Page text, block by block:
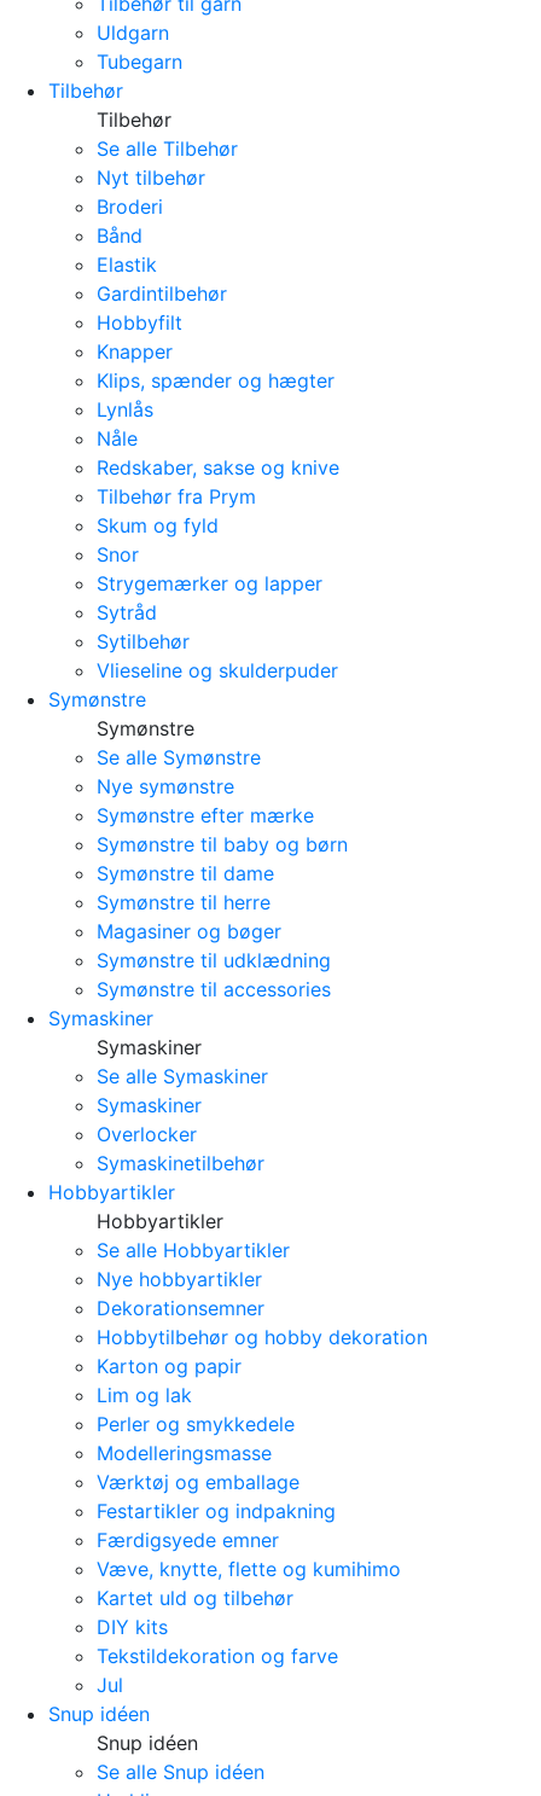
Uldgarn
Tubegarn
Tilbehør
Tilbehør
Se alle Tilbehør
Nyt tilbehør
Broderi
Bånd
Elastik
Gardintilbehør
Hobbyfilt
Knapper
Klips, spænder og hægter
Lynlås
Nåle
Redskaber, sakse og knive
Tilbehør fra Prym
Skum og fyld
Snor
Strygemærker og lapper
Sytråd
Sytilbehør
Vlieseline og skulderpuder
Symønstre
Symønstre
Se alle Symønstre
Nye symønstre
Symønstre efter mærke
Symønstre til baby og børn
Symønstre til dame
Symønstre til herre
Magasiner og bøger
Symønstre til udklædning
Symønstre til accessories
Symaskiner
Symaskiner
Se alle Symaskiner
Symaskiner
Overlocker
Symaskinetilbehør
Hobbyartikler
Hobbyartikler
Se alle Hobbyartikler
Nye hobbyartikler
Dekorationsemner
Hobbytilbehør og hobby dekoration
Karton og papir
Lim og lak
Perler og smykkedele
Modelleringsmasse
Værktøj og emballage
Festartikler og indpakning
Færdigsyede emner
Væve, knytte, flette og kumihimo
Kartet uld og tilbehør
DIY kits
Tekstildekoration og farve
Jul
Snup idéen
Snup idéen
Se alle Snup idéen